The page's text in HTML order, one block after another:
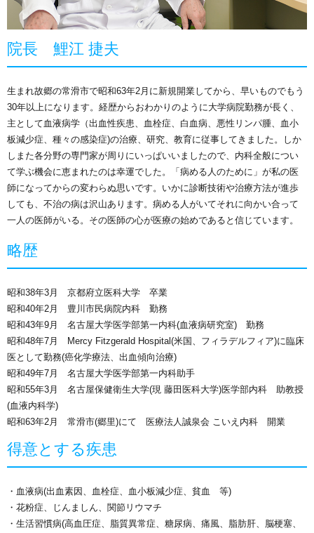
院長 鯉江 捷夫
生まれ故郷の常滑市で昭和63年2月に新規開業してから、早いものでもう
30年以上になります。経歴からおわかりのように大学病院勤務が長く、
主として血液病学（出血性疾患、血栓症、白血病、悪性リンパ腫、血小
板減少症、種々の感染症)の治療、研究、教育に従事してきました。しか
しまた各分野の専門家が周りにいっぱいいましたので、内科全般につい
て学ぶ機会に恵まれたのは幸運でした。「病める人のために」が私の医
師になってからの変わらぬ思いです。いかに診断技術や治療方法が進歩
しても、不治の病は沢山あります。病める人がいてそれに向かい合って
一人の医師がいる。その医師の心が医療の始めであると信じています。
略歴
昭和38年3月 京都府立医科大学 卒業
昭和40年2月 豊川市民病院内科 勤務
昭和43年9月 名古屋大学医学部第一内科(血液病研究室) 勤務
昭和48年7月 Mercy Fitzgerald Hospital(米国、フィラデルフィア)に臨床
医として勤務(癌化学療法、出血傾向治療)
昭和49年7月 名古屋大学医学部第一内科助手
昭和55年3月 名古屋保健衛生大学(現 藤田医科大学)医学部内科 助教授
(血液内科学)
昭和63年2月 常滑市(郷里)にて 医療法人誠泉会 こいえ内科 開業
得意とする疾患
・血液病(出血素因、血栓症、血小板減少症、貧血 等)
・花粉症、じんましん、関節リウマチ
・生活習慣病(高血圧症、脂質異常症、糖尿病、痛風、脂肪肝、脳梗塞、